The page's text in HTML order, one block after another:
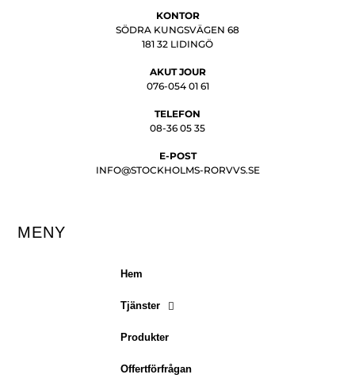
KONTOR
SÖDRA KUNGSVÄGEN 68
181 32 LIDINGÖ
AKUT JOUR
076-054 01 61
TELEFON
08-36 05 35
E-POST
INFO@STOCKHOLMS-RORVVS.SE
MENY
Hem
Tjänster
Produkter
Offertförfrågan